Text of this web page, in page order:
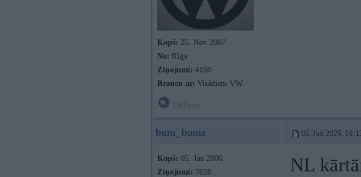
Kopš: 25. Nov 2007
No: Rīga
Ziņojumi: 4150
Braucu ar: Visādiem VW
bum_bumz 05. Jun 2026,
Kopš: 05. Jan 2006
Ziņojumi: 7628
NL